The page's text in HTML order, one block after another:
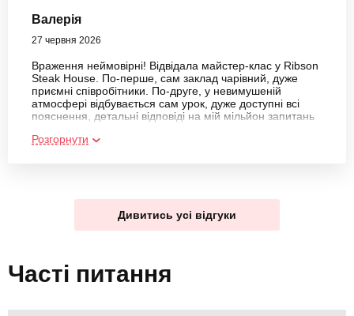
Валерія
27 червня 2026
Враження неймовірні! Відвідала майстер-клас у Ribson
Steak House. По-перше, сам заклад чарівний, дуже
приємні співробітники. По-друге, у невимушеній
атмосфері відбувається сам урок, дуже доступні всі
пояснення, детальні відповіді на мій мільйон запитань
Ще приємно здивувало, що каву, випиту перед
Розгорнути
Дивитись усі відгуки
Часті питання